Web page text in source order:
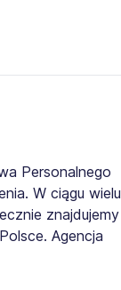
Personalnego
W ciągu wielu
znajdujemy
Agencja